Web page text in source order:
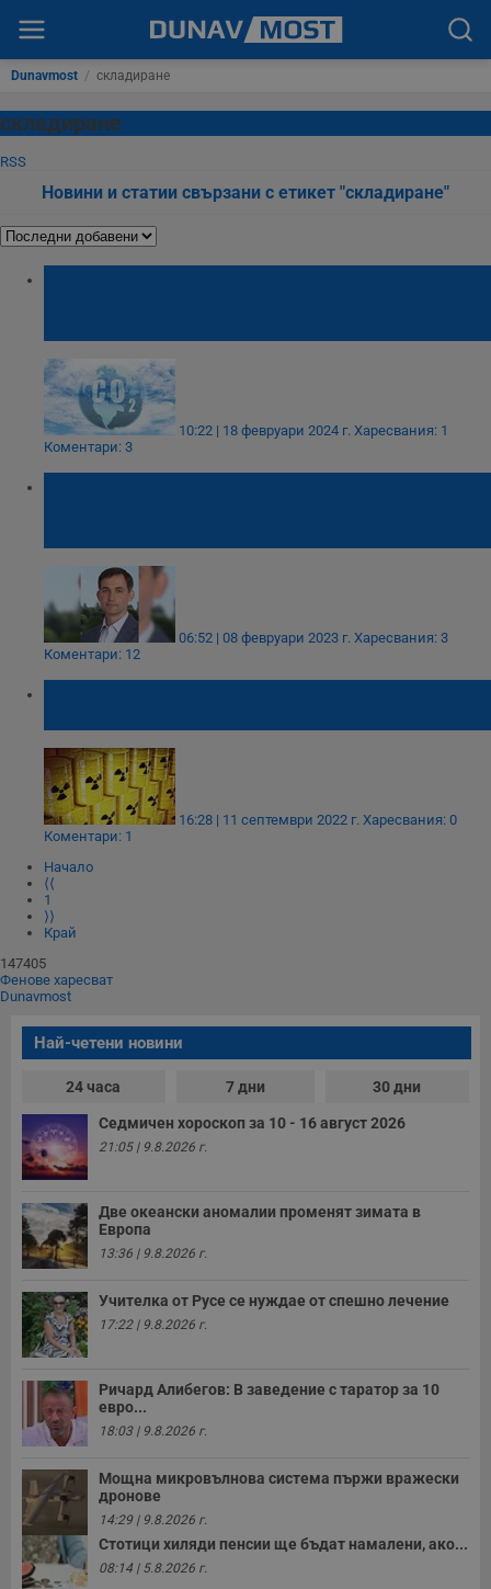
Dunavmost / складиране
складиране
RSS
Новини и статии свързани с етикет "складиране"
10:22 | 18 февруари 2024 г. Харесвания: 1
Коментари: 3
06:52 | 08 февруари 2023 г. Харесвания: 3
Коментари: 12
16:28 | 11 септември 2022 г. Харесвания: 0
Коментари: 1
Начало
⟨⟨
1
⟩⟩
Край
147405
Фенове харесват
Dunavmost
Най-четени новини
24 часа 7 дни 30 дни
Седмичен хороскоп за 10 - 16 август 2026
21:05 | 9.8.2026 г.
Две океански аномалии променят зимата в
Европа
13:36 | 9.8.2026 г.
Учителка от Русе се нуждае от спешно лечение
17:22 | 9.8.2026 г.
Ричард Алибегов: В заведение с таратор за 10
евро...
18:03 | 9.8.2026 г.
Мощна микровълнова система пържи вражески
дронове
14:29 | 9.8.2026 г.
Стотици хиляди пенсии ще бъдат намалени, ако...
08:14 | 5.8.2026 г.